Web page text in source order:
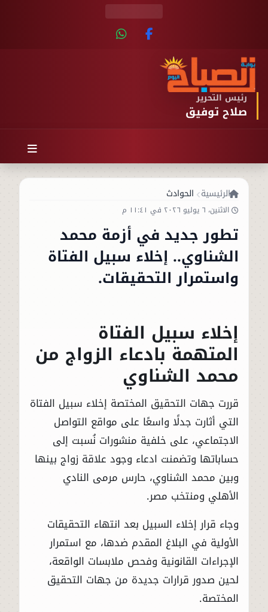
رئيس التحرير
صلاح توفيق
الرئيسية الحوادث
الاثنين، ٦ يوليو ٢٠٢٦ في ١١:٤١ م
تطور جديد في أزمة محمد
الشناوي.. إخلاء سبيل الفتاة
واستمرار التحقيقات.
إخلاء سبيل الفتاة
المتهمة بادعاء الزواج من
محمد الشناوي
قررت جهات التحقيق المختصة إخلاء سبيل الفتاة
التي أثارت جدلًا واسعًا على مواقع التواصل
الاجتماعي، على خلفية منشورات نُسبت إلى
حساباتها وتضمنت ادعاء وجود علاقة زواج بينها
وبين محمد الشناوي، حارس مرمى النادي
الأهلي ومنتخب مصر.
وجاء قرار إخلاء السبيل بعد انتهاء التحقيقات
الأولية في البلاغ المقدم ضدها، مع استمرار
الإجراءات القانونية وفحص ملابسات الواقعة،
لحين صدور قرارات جديدة من جهات التحقيق
المختصة.